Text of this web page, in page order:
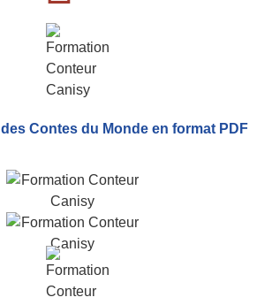
des Contes du Monde en format PDF